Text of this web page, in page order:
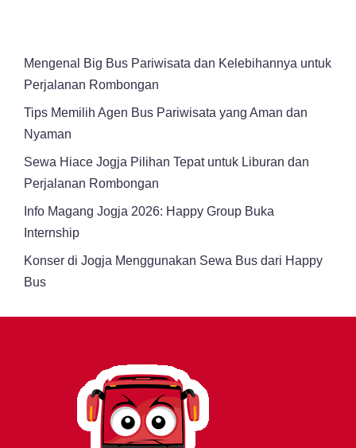
Mengenal Big Bus Pariwisata dan Kelebihannya untuk
Perjalanan Rombongan
Tips Memilih Agen Bus Pariwisata yang Aman dan
Nyaman
Sewa Hiace Jogja Pilihan Tepat untuk Liburan dan
Perjalanan Rombongan
Info Magang Jogja 2026: Happy Group Buka
Internship
Konser di Jogja Menggunakan Sewa Bus dari Happy
Bus